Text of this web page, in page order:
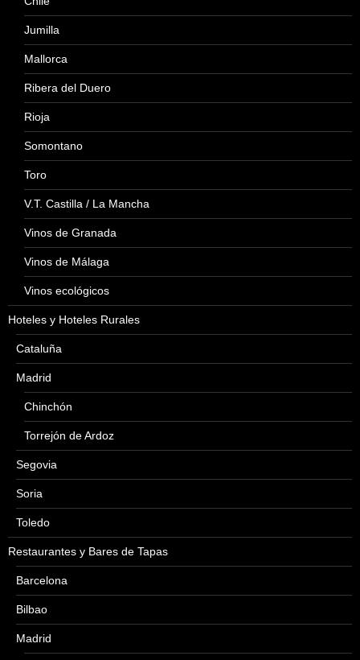
Jumilla
Mallorca
Ribera del Duero
Rioja
Somontano
Toro
V.T. Castilla / La Mancha
Vinos de Granada
Vinos de Málaga
Vinos ecológicos
Hoteles y Hoteles Rurales
Cataluña
Madrid
Chinchón
Torrejón de Ardoz
Segovia
Soria
Toledo
Restaurantes y Bares de Tapas
Barcelona
Bilbao
Madrid